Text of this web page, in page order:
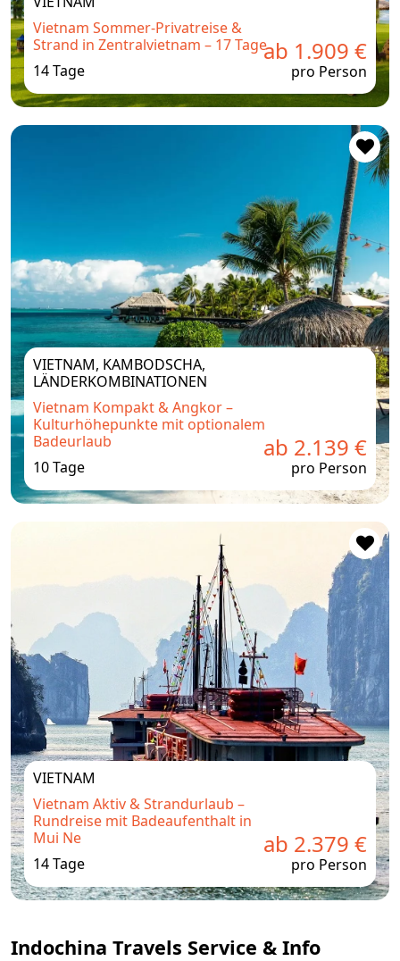
Vietnam Sommer-Privatreise &
Strand in Zentralvietnam – 17 Tage
14 Tage
ab 1.909 €
pro Person
VIETNAM, KAMBODSCHA,
LÄNDERKOMBINATIONEN
Vietnam Kompakt & Angkor –
Kulturhöhepunkte mit optionalem
Badeurlaub
10 Tage
ab 2.139 €
pro Person
VIETNAM
Vietnam Aktiv & Strandurlaub –
Rundreise mit Badeaufenthalt in
Mui Ne
14 Tage
ab 2.379 €
pro Person
Indochina Travels Service & Info